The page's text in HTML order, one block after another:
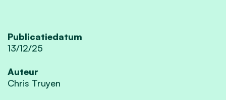
Publicatiedatum
13/12/25
Auteur
Chris Truyen